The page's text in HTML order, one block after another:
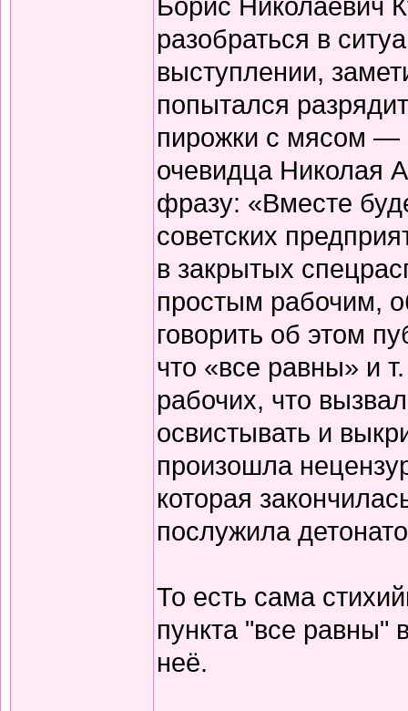
разобраться в
выступлении,
попытался
пирожки с мясом —
очевидца Николая
фразу: «Вместе
советских
в закрытых
простым рабочим,
говорить об этом
что «все равны» и
рабочих, что
освистывать и
произошла
которая
послужила
То есть сама
пункта "все равны"
неё.